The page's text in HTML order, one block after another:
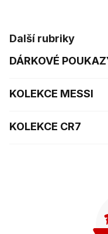
Další rubriky
DÁRKOVÉ
KOLEKCE MESSI
KOLEKCE CR7